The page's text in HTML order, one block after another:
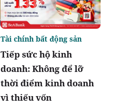
Tiếp sức hộ kinh
doanh: Không để lỡ
thời điểm kinh doanh
vì thiếu vốn
Tài chính bất động sản